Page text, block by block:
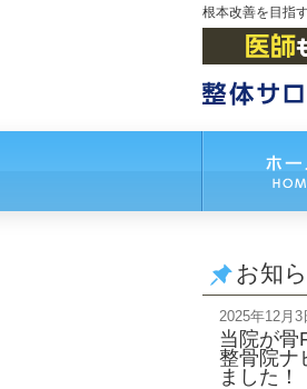
根本改善を目指
お知
2025年12月3
当院が骨
整骨院ナ
ました！